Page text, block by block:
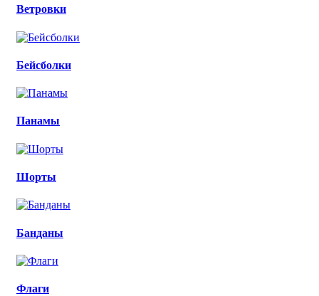
Ветровки
Бейсболки
Панамы
Шорты
Банданы
Флаги